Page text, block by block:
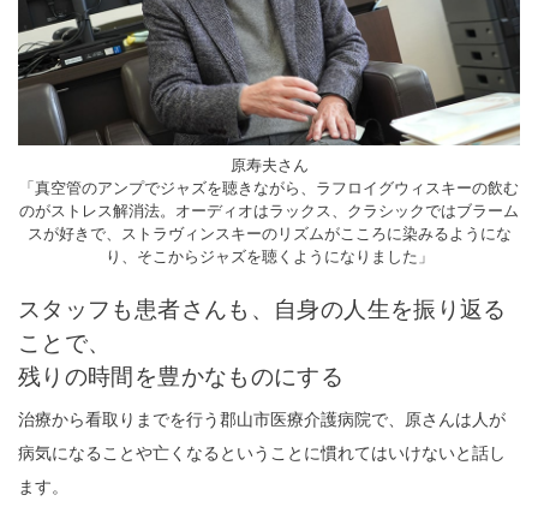
原寿夫さん
「真空管のアンプでジャズを聴きながら、ラフロイグウィスキーの飲む
のがストレス解消法。オーディオはラックス、クラシックではブラーム
スが好きで、ストラヴィンスキーのリズムがこころに染みるようにな
り、そこからジャズを聴くようになりました」
スタッフも患者さんも、自身の人生を振り返る
ことで、
残りの時間を豊かなものにする
治療から看取りまでを行う郡山市医療介護病院で、原さんは人が
病気になることや亡くなるということに慣れてはいけないと話し
ます。